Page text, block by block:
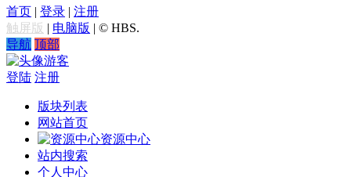
首页 | 登录 | 注册
触屏版 | 电脑版 | © HBS.
导航 顶部
游客
登陆 注册
版块列表
网站首页
资源中心
站内搜索
个人中心